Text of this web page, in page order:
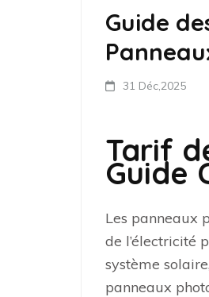
Guide
31 Déc,2025
Tarif
Guide
Les panneaux
de l’électricité
système
panneaux